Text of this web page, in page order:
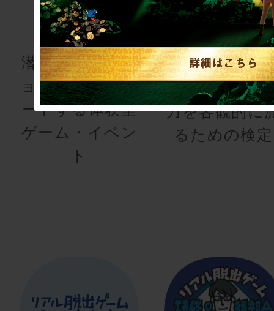
ゲーム
潜入してミッシ
ョンをコンプリ
ートする体験型
ゲーム・イベン
ト
謎解き能
検定
あなたの謎解
力を客観的に
るための検定